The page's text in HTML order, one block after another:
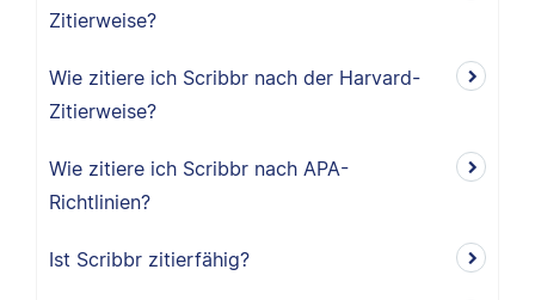
Zitierweise?
Wie zitiere ich Scribbr nach der Harvard-
Zitierweise?
Wie zitiere ich Scribbr nach APA-
Richtlinien?
Ist Scribbr zitierfähig?